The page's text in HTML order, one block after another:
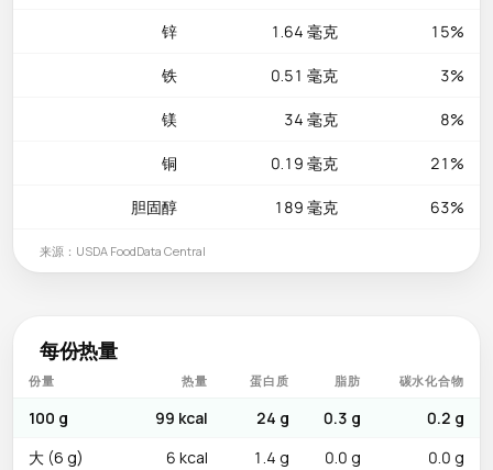
锌 1.64 毫克 15%
铁 0.51 毫克 3%
镁 34 毫克 8%
铜 0.19 毫克 21%
胆固醇 189 毫克 63%
来源：USDA FoodData Central
每份热量
份量 热量 蛋白质 脂肪 碳水化合物
100 g 99 kcal 24 g 0.3 g
0.2 g
大 (6 g)
6 kcal 1.4 g 0.0 g
0.0 g